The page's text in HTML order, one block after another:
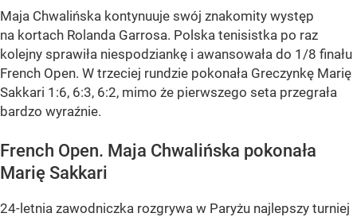
Maja Chwalińska kontynuuje swój znakomity występ
na kortach Rolanda Garrosa. Polska tenisistka po raz
kolejny sprawiła niespodziankę i awansowała do 1/8 finału
French Open. W trzeciej rundzie pokonała Greczynkę Marię
Sakkari 1:6, 6:3, 6:2, mimo że pierwszego seta przegrała
bardzo wyraźnie.
French Open. Maja Chwalińska pokonała
Marię Sakkari
24-letnia zawodniczka rozgrywa w Paryżu najlepszy turniej